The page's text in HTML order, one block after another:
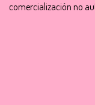
comercialización no